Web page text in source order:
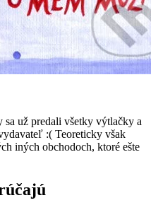
už predali všetky výtlačky a
:( Teoreticky však
iných obchodoch, ktoré ešte